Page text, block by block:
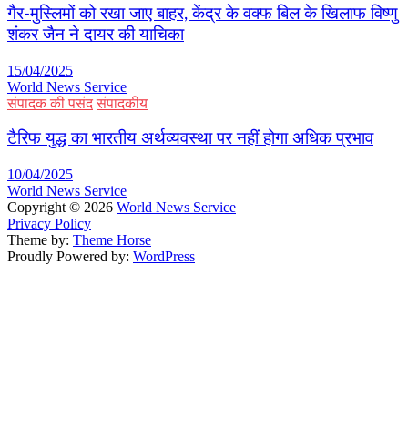
गैर-मुस्लिमों को रखा जाए बाहर, केंद्र के वक्फ बिल के खिलाफ विष्णु
शंकर जैन ने दायर की याचिका
15/04/2025
World News Service
संपादक की पसंद संपादकीय
टैरिफ युद्ध का भारतीय अर्थव्यवस्था पर नहीं होगा अधिक प्रभाव
10/04/2025
World News Service
Copyright © 2026 World News Service
Privacy Policy
Theme by: Theme Horse
Proudly Powered by: WordPress